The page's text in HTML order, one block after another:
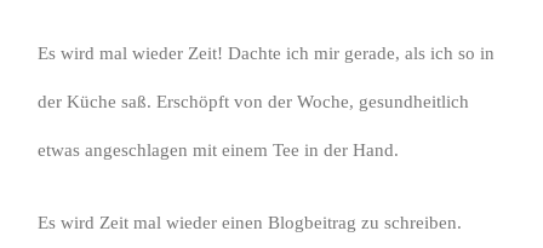
Es wird mal wieder Zeit! Dachte ich mir gerade, als ich so in
der Küche saß. Erschöpft von der Woche, gesundheitlich
etwas angeschlagen mit einem Tee in der Hand.
Es wird Zeit mal wieder einen Blogbeitrag zu schreiben.